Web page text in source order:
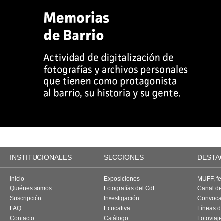
INSTITUCIONALES SECCIONES
Inicio
Quiénes somos
Suscripción
FAQ
Contacto
Exposiciones
Fotografías del CdF
Investigación
Educativa
Catálogo
MUFF,
Canal
Líneas